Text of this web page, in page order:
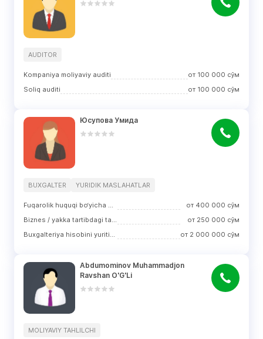
AUDITOR
Kompaniya moliyaviy auditi от 100 000 сўм
Soliq auditi
от 100 000 сўм
Юсупова Умида
BUXGALTER YURIDIK MASLAHATLAR
Fuqarolik huquqi bo‘yicha maslahatlar от 400 000 сўм
Biznes / yakka tartibdagi tadbirkorlikni ro‘yxatdan o‘tkazish
от 250 000 сўм
Buxgalteriya hisobini yuritish
от 2 000 000 сўм
Abdumominov Muhammadjon
Ravshan O'G'Li
MOLIYAVIY TAHLILCHI